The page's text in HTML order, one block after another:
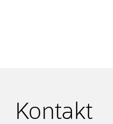
Kontakt